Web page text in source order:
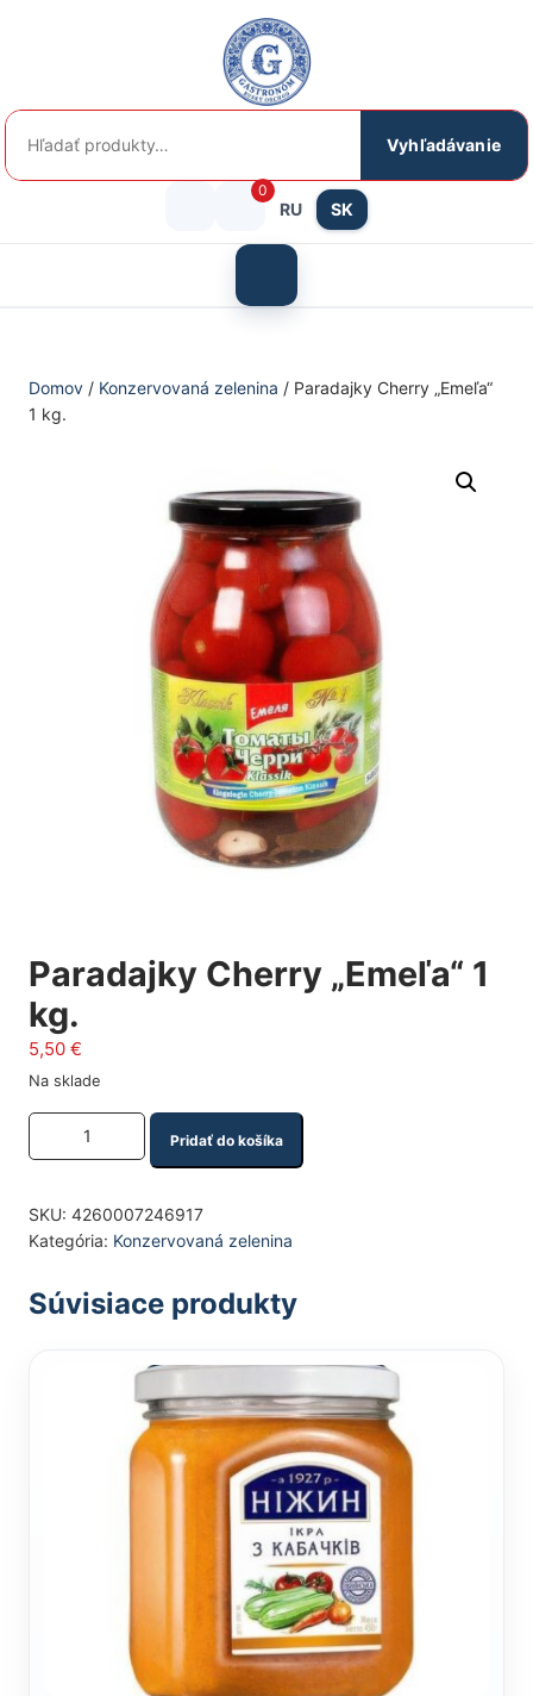
Hľadať:
Vyhľadávanie
Prihlásenie
košík
0
RU SK
menu
Domov / Konzervovaná zelenina / Paradajky Cherry „Emeľa“
1 kg.
Paradajky Cherry „Emeľa“ 1
kg.
5,50 €
Na sklade
Množstvo produktu
Pridať do košíka
SKU: 4260007246917
Kategória: Konzervovaná zelenina
Súvisiace produkty